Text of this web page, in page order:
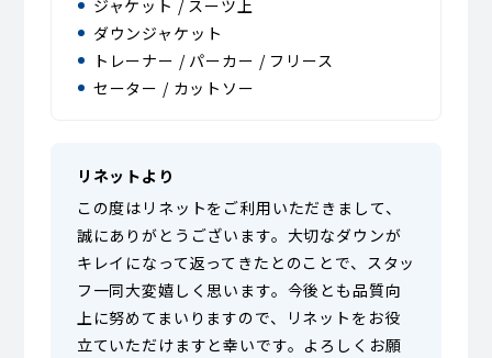
ジャケット / スーツ上
ダウンジャケット
トレーナー / パーカー / フリース
セーター / カットソー
リネットより
この度はリネットをご利用いただきまして、
誠にありがとうございます。大切なダウンが
キレイになって返ってきたとのことで、スタッ
フ一同大変嬉しく思います。今後とも品質向
上に努めてまいりますので、リネットをお役
立ていただけますと幸いです。よろしくお願